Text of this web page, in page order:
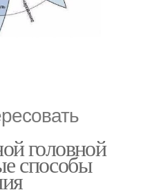
головной
способы